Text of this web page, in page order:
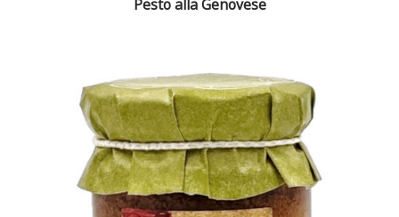
Pesto alla Genovese